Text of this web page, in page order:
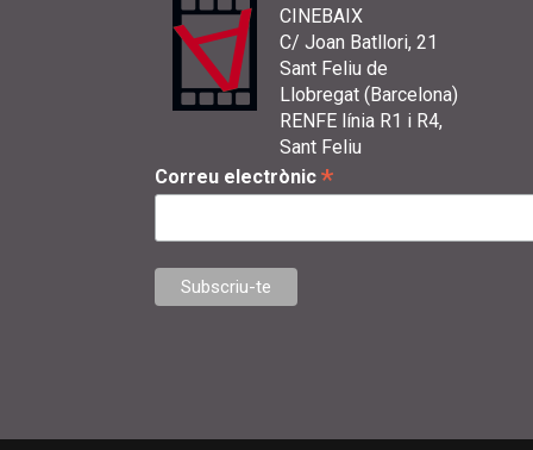
CINEBAIX
C/ Joan Batllori, 21
Sant Feliu de
Llobregat (Barcelona)
RENFE línia R1 i R4,
Sant Feliu
Correu electrònic *